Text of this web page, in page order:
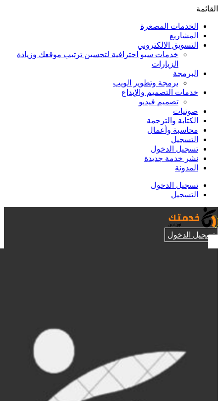
القائمة
الخدمات المصغرة
المشاريع
التسويق الالكتروني
خدمات سيو احترافية لتحسين ترتيب موقعك وزيادة
الزيارات
البرمجة
برمجة وتطوير الويب
خدمات التصميم والإبداع
تصميم فيديو
صوتيات
الكتابة والترجمة
محاسبة وأعمال
التسجيل
تسجيل الدخول
نشر خدمة جديدة
المدونة
تسجيل الدخول
التسجيل
تسجيل الدخول